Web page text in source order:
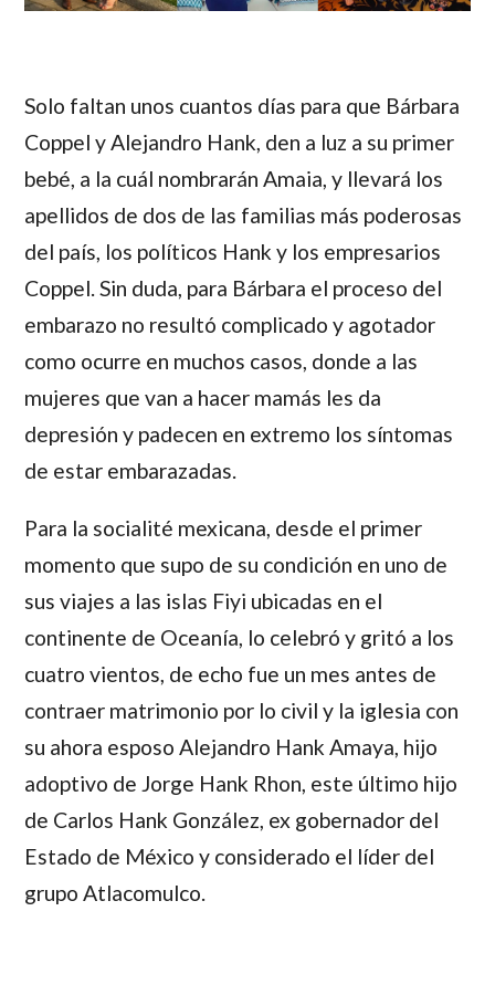
Solo faltan unos cuantos días para que Bárbara
Coppel yAlejandro Hank, den a luz a su primer
bebé, a la cuál nombraránAmaia, y llevará los
apellidos de dos de las familias más poderosas
del país, los políticos Hank y los empresarios
Coppel. Sin duda, para Bárbara el proceso del
embarazo no resultó complicado y agotador
como ocurre en muchos casos, donde a las
mujeres que van a hacer mamás les da
depresión y padecen en extremo los síntomas
de estar embarazadas.
Para la socialité mexicana, desde el primer
momento que supo de su condición en uno de
sus viajes a las islas Fiyi ubicadas en el
continente de Oceanía, lo celebró y gritó a los
cuatro vientos, de echo fue un mes antes de
contraer matrimonio por lo civil y la iglesia con
su ahora esposoAlejandro Hank Amaya, hijo
adoptivo de Jorge Hank Rhon, este último hijo
de Carlos Hank González, ex gobernador del
Estado de México y considerado el líder del
grupo Atlacomulco.